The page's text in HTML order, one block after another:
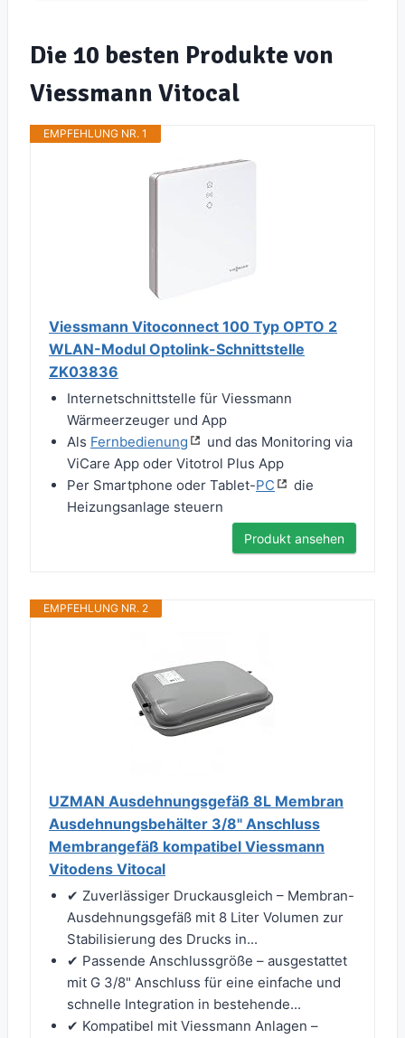
Die 10 besten Produkte von
Viessmann Vitocal
EMPFEHLUNG NR. 1
Viessmann Vitoconnect 100 Typ OPTO 2
WLAN-Modul Optolink-Schnittstelle
ZK03836
Internetschnittstelle für Viessmann
Wärmeerzeuger und App
Als Fernbedienung
und das Monitoring via
ViCare App oder Vitotrol Plus App
Per Smartphone oder Tablet-PC
die
Heizungsanlage steuern
Produkt ansehen
EMPFEHLUNG NR. 2
UZMAN Ausdehnungsgefäß 8L Membran
Ausdehnungsbehälter 3/8" Anschluss
Membrangefäß kompatibel Viessmann
Vitodens Vitocal
✔ Zuverlässiger Druckausgleich – Membran-
Ausdehnungsgefäß mit 8 Liter Volumen zur
Stabilisierung des Drucks in...
✔ Passende Anschlussgröße – ausgestattet
mit G 3/8" Anschluss für eine einfache und
schnelle Integration in bestehende...
✔ Kompatibel mit Viessmann Anlagen –